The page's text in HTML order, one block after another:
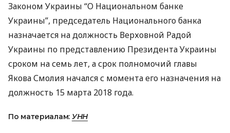
Законом Украины “О Национальном банке
Украины”, председатель Национального банка
назначается на должность Верховной Радой
Украины по представлению Президента Украины
сроком на семь лет, а срок полномочий главы
Якова Смолия начался с момента его назначения на
должность 15 марта 2018 года.
По материалам: УНН